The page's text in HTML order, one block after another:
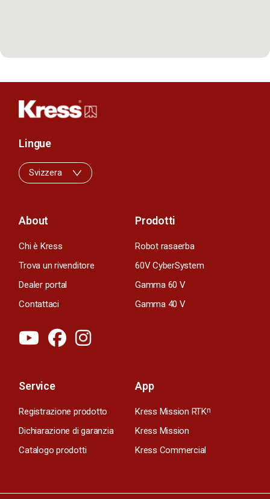
About
Chi è Kress
Trova un rivenditore
Dealer portal
Contattaci
Prodotti
Robot rasaerba
60V CyberSystem
Gamma 60 V
Gamma 40 V
Service
Registrazione prodotto
Dichiarazione di garanzia
Catalogo prodotti
App
Kress Mission RTKn
Kress Mission
Kress Commercial
Lingue
Svizzera